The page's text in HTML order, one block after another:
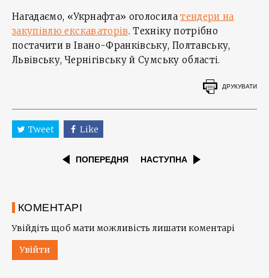
Нагадаємо, «Укрнафта» оголосилатендери на
закупівлю екскаваторів. Техніку потрібно
постачити в Івано-Франківську, Полтавську,
Львівську, Чернігівську й Сумську області.
ДРУКУВАТИ
Tweet Like
ПОПЕРЕДНЯ НАСТУПНА
КОМЕНТАРІ
Увійдіть щоб мати можливість лишати коментарі
Увійти